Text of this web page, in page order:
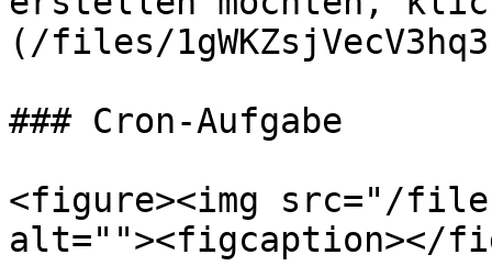
(/files/
### Cron-Aufgabe
<figure><img src="/files/
alt=""><figcaption></